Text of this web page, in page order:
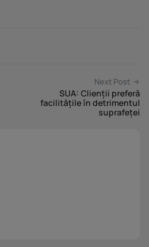
Next Post
SUA: Clienții preferă
facilitățile în detrimentul
suprafeței